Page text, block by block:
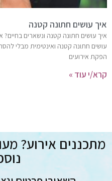
איך עושים חתונה קטנה
איך עושים חתונה קטנה ונשארים
עושים חתונה קטנה ואינטימית מבלי
הפקת אירועים
קרא/י עוד »
מתכננים אירוע?